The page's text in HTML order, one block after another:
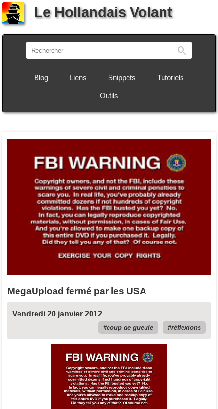
Le Hollandais Volant
Blog Liens Snippets Tutoriels
Outils
MegaUpload fermé par les USA
Vendredi 20 janvier 2012
coup de gueule réflexions